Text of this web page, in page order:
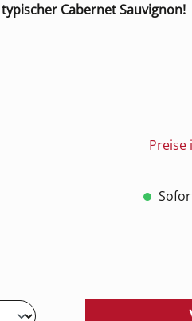
Cabernet Sauvignon!
Preise